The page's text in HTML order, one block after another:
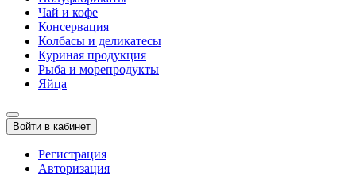
Чай и кофе
Консервация
Колбасы и деликатесы
Куриная продукция
Рыба и морепродукты
Яйца
Войти в кабинет
Регистрация
Авторизация